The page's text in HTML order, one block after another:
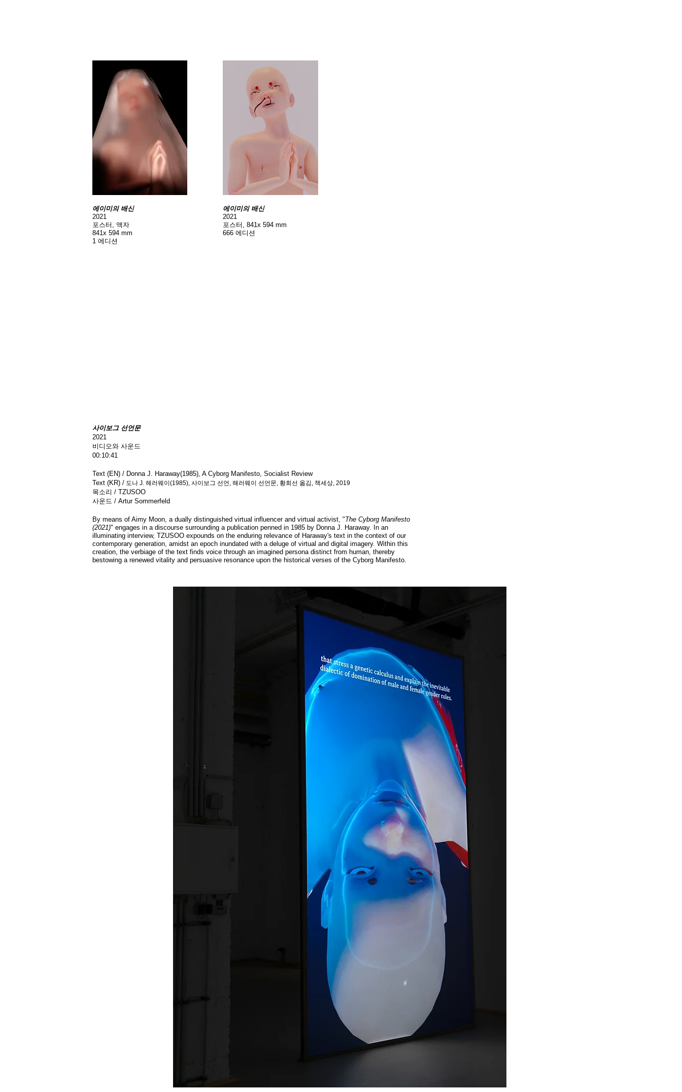
​에이미의 배신
2021
포스터, 액자
841x 594 mm
1 에디션
​에이미의 배신
2021
포스터, 841x 594 mm
666 에디션
사이보그 선언문
2021
비디오와 사운드
00:10:41
Text (EN) / Donna J. Haraway(1985), A Cyborg Manifesto, Socialist Review
Text (KR) / 도나 J. 해러웨이(1985), 사이보그 선언, 해러웨이 선언문, 황희선 옮김, 책세상, 2019
목소리 / TZUSOO
사운드 / Artur Sommerfeld
By means of Aimy Moon, a dually distinguished virtual influencer and virtual activist, "The Cyborg Manifesto
(2021)" engages in a discourse surrounding a publication penned in 1985 by Donna J. Haraway. In an
illuminating interview, TZUSOO expounds on the enduring relevance of Haraway's text in the context of our
contemporary generation, amidst an epoch inundated with a deluge of virtual and digital imagery. Within this
creation, the verbiage of the text finds voice through an imagined persona distinct from human, thereby
bestowing a renewed vitality and persuasive resonance upon the historical verses of the Cyborg Manifesto.